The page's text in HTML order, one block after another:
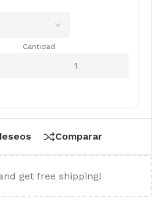
Cantidad
Comparar
get free shipping!